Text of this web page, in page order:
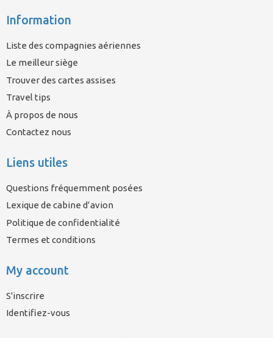
Information
Liste des compagnies aériennes
Le meilleur siège
Trouver des cartes assises
Travel tips
À propos de nous
Contactez nous
Liens utiles
Questions fréquemment posées
Lexique de cabine d’avion
Politique de confidentialité
Termes et conditions
My account
S'inscrire
Identifiez-vous